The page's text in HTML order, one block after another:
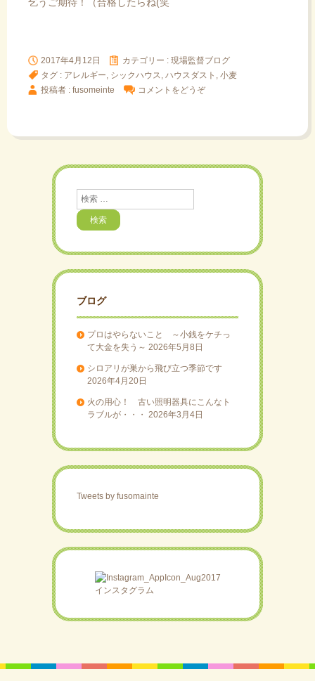
2017年4月12日 カテゴリー : 現場監督ブログ
タグ : アレルギー シックハウス ハウスダスト
小麦
投稿者 : fusomeinte
コメントをどうぞ
検
索
ブログ
プロはやらないこと ～小銭をケチっ
て大金を失う～ 2026年5月8日
シロアリが巣から飛び立つ季節です
2026年4月20日
火の用心！ 古い照明器具にこんなト
ラブルが・・・
2026年3月4日
Tweets by fusomainte
インスタグラム